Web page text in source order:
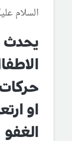
السلام
يحدث
او
الغفو